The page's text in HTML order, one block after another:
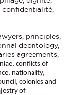
confidentialité,
principles,
deontology,
agreements,
conflicts of
nationality,
colonies and
of